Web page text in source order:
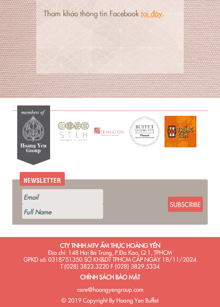
Tham khảo thông tin Facebooktại đây.
NEWSLETTER
SUBSCRIBE
CTY TNHH MTV ẨM THỰC HOÀNG YẾN
Địa chỉ: 148 Hai Bà Trưng, P.Đa Kao, Q.1, TPHCM
GPKD số: 0318751350 SỞ KH&DT TPHCM CẤP NGÀY 18/11/2024
T (028) 3823.3220 F (028) 3829.5334
CHÍNH SÁCH BẢO MẬT
care@hoangyengroup.com
© 2019 Copyright By Hoang Yen Buffet